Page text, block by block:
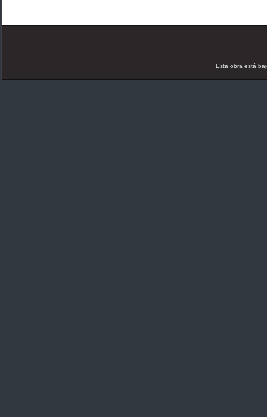
Esta obra está